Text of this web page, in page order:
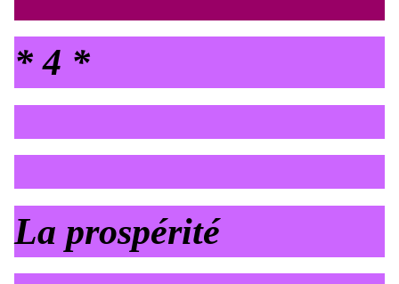
* 4 *
La prospérité